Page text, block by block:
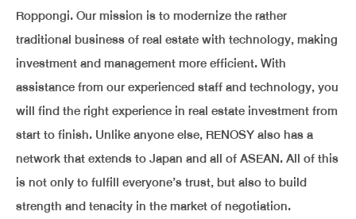
Roppongi. Our mission is to modernize the rather
traditional business of real estate with technology, making
investment and management more efficient. With
assistance from our experienced staff and technology, you
will find the right experience in real estate investment from
start to finish. Unlike anyone else, RENOSY also has a
network that extends to Japan and all of ASEAN. All of this
is not only to fulfill everyone’s trust, but also to build
strength and tenacity in the market of negotiation.